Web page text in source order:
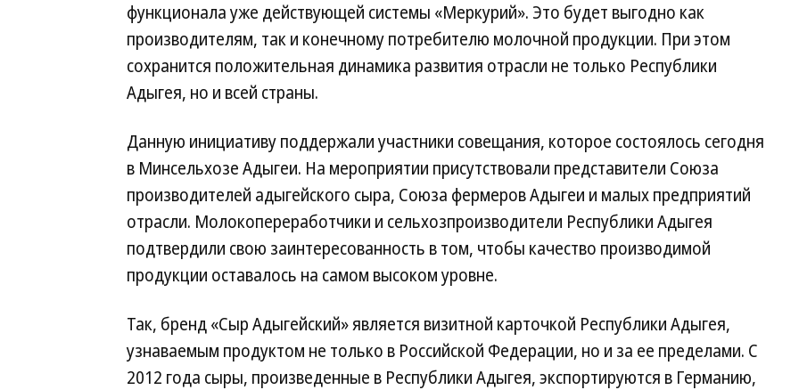
функционала уже действующей системы «Меркурий». Это будет выгодно как
производителям, так и конечному потребителю молочной продукции. При этом
сохранится положительная динамика развития отрасли не только Республики
Адыгея, но и всей страны.
Данную инициативу поддержали участники совещания, которое состоялось сегодня
в Минсельхозе Адыгеи. На мероприятии присутствовали представители Союза
производителей адыгейского сыра, Союза фермеров Адыгеи и малых предприятий
отрасли. Молокопереработчики и сельхозпроизводители Республики Адыгея
подтвердили свою заинтересованность в том, чтобы качество производимой
продукции оставалось на самом высоком уровне.
Так, бренд «Сыр Адыгейский» является визитной карточкой Республики Адыгея,
узнаваемым продуктом не только в Российской Федерации, но и за ее пределами. С
2012 года сыры, произведенные в Республики Адыгея, экспортируются в Германию,